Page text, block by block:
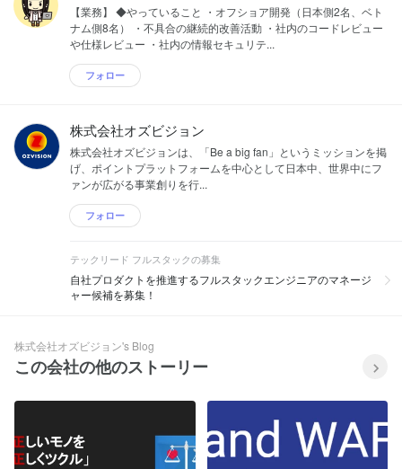
【業務】 ◆やっていること ・オフショア開発（日本側2名、ベト
ナム側8名） ・不具合の継続的改善活動 ・社内のコードレビュー
や仕様レビュー ・社内の情報セキュリテ...
フォロー
株式会社オズビジョン
株式会社オズビジョンは、「Be a big fan」というミッションを掲
げ、ポイントプラットフォームを中心として日本中、世界中にフ
ァンが広がる事業創りを行...
フォロー
テックリード フルスタックの募集
自社プロダクトを推進するフルスタックエンジニアのマネージ
ャー候補を募集！
株式会社オズビジョン's Blog
この会社の他のストーリー